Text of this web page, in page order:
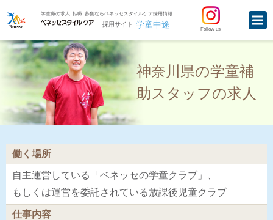
学童職の求人･転職･募集ならベネッセスタイルケア採用情報
採用サイト 学童中途 Follow us
神奈川県の学童補
助スタッフの求人
働く場所
自主運営している「ベネッセの学童クラブ」、
もしくは運営を委託されている放課後児童クラブ
仕事内容